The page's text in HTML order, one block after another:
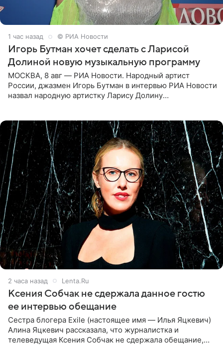
1 час назад © РИА Новости
Игорь Бутман хочет сделать с Ларисой
Долиной новую музыкальную программу
МОСКВА, 8 авг — РИА Новости. Народный артист
России, джазмен Игорь Бутман в интервью РИА Новости
назвал народную артистку Ларису Долину
2 часа назад Lenta.Ru
Ксения Собчак не сдержала данное гостю
ее интервью обещание
Сестра блогера Exile (настоящее имя — Илья Яцкевич)
Алина Яцкевич рассказала, что журналистка и
телеведущая Ксения Собчак не сдержала обещание,